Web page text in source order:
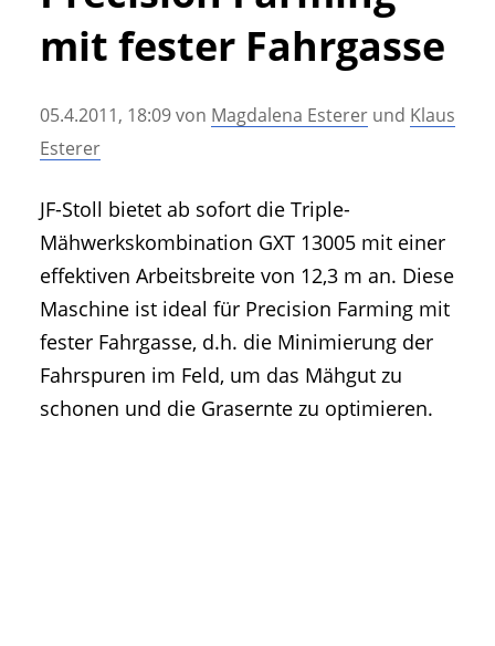
• Messen und Veranstaltungen
• Agritechnica Neuheiten Archiv
• Artikel nach Hersteller/Marke
mit fester Fahrgasse
05.4.2011, 18:09von Magdalena Esterer und Klaus
Esterer
JF-Stoll bietet ab sofort die Triple-
Mähwerkskombination GXT 13005 mit einer
effektiven Arbeitsbreite von 12,3 m an. Diese
Maschine ist ideal für Precision Farming mit
fester Fahrgasse, d.h. die Minimierung der
Fahrspuren im Feld, um das Mähgut zu
schonen und die Grasernte zu optimieren.